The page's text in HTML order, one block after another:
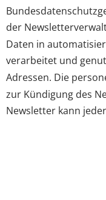
der
Daten in
verarbeitet und
Adressen. Die
zur Kündigung des
Newsletter kann